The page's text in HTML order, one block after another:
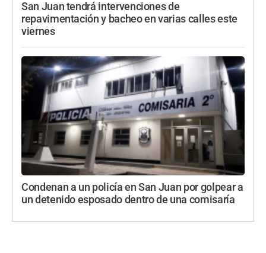
San Juan tendrá intervenciones de
repavimentación y bacheo en varias calles este
viernes
Condenan a un policía en San Juan por golpear a
un detenido esposado dentro de una comisaría